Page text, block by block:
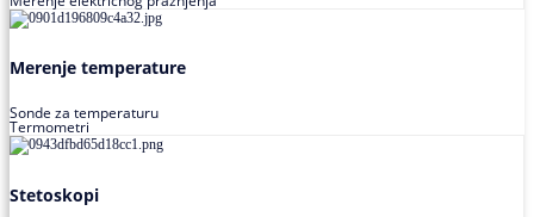
Merenje temperature
Sonde za temperaturu
Termometri
Stetoskopi